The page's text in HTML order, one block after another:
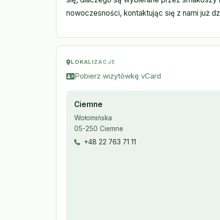
nowoczesności, kontaktując się z nami już
LOKALIZACJE
Pobierz wizytówkę vCard
Ciemne
Wołomińska
05-250 Ciemne
+48 22 763 71 11